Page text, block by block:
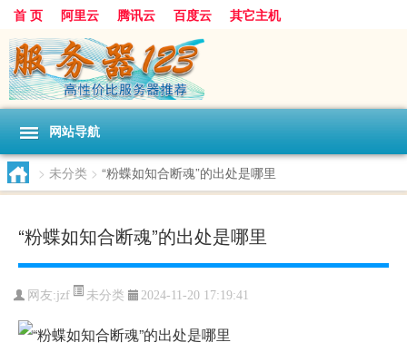
首 页 阿里云 腾讯云 百度云 其它主机
网站导航
> 未分类 > “粉蝶如知合断魂”的出处是哪里
“粉蝶如知合断魂”的出处是哪里
网友:jzf 未分类 2024-11-20 17:19:41